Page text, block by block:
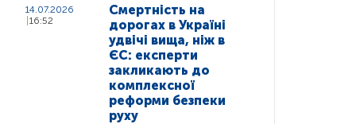
14.07.2026
16:52
Смертність на
дорогах в Україні
удвічі вища, ніж в
ЄС: експерти
закликають до
комплексної
реформи безпеки
руху